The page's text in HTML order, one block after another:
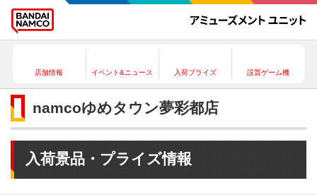
店舗情報 イベント&ニュース 入荷プライズ 設置ゲーム機
namcoゆめタウン夢彩都店
入荷景品・プライズ情報